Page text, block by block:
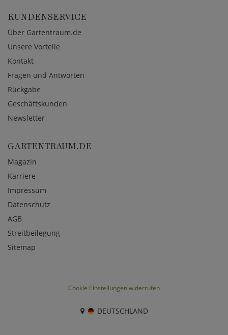
KUNDENSERVICE
Über Gartentraum.de
Unsere Vorteile
Kontakt
Fragen und Antworten
Rückgabe
Geschäftskunden
Newsletter
GARTENTRAUM.DE
Magazin
Karriere
Impressum
Datenschutz
AGB
Streitbeilegung
Sitemap
Cookie Einstellungen widerrufen
DEUTSCHLAND